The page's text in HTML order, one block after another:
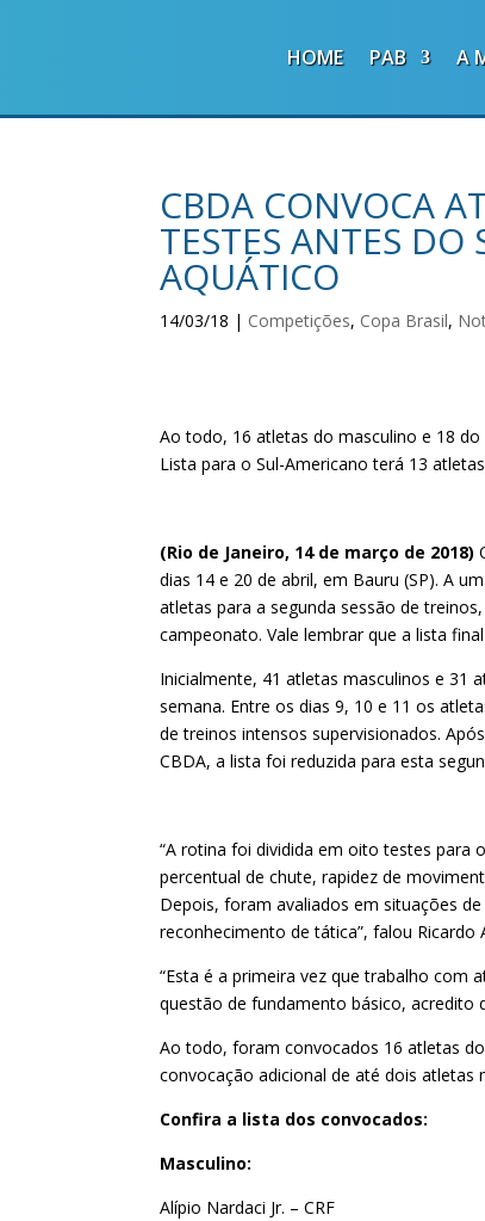
HOME PAB A
CBDA CONVOCA
TESTES ANTES
AQUÁTICO
14/03/18 | Competições, Copa Brasil,
Ao todo, 16 atletas do masculino e 18
Lista para o Sul-Americano terá 13
(Rio de Janeiro, 14 de março de 2018)
dias 14 e 20 de abril, em Bauru (SP). A
atletas para a segunda sessão de
campeonato. Vale lembrar que a lista
Inicialmente, 41 atletas masculinos e 31
semana. Entre os dias 9, 10 e 11 os
de treinos intensos supervisionados.
CBDA, a lista foi reduzida para esta
“A rotina foi dividida em oito testes para
percentual de chute, rapidez de
Depois, foram avaliados em situações
reconhecimento de tática”, falou Ricardo
“Esta é a primeira vez que trabalho com
questão de fundamento básico, acredito
Ao todo, foram convocados 16 atletas
convocação adicional de até dois atletas
Confira a lista dos convocados:
Masculino:
Alípio Nardaci Jr. – CRF